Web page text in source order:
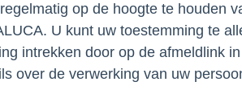
op de hoogte te houden
U kunt uw toestemming te
intrekken door op de afmeldlink
over de verwerking van uw